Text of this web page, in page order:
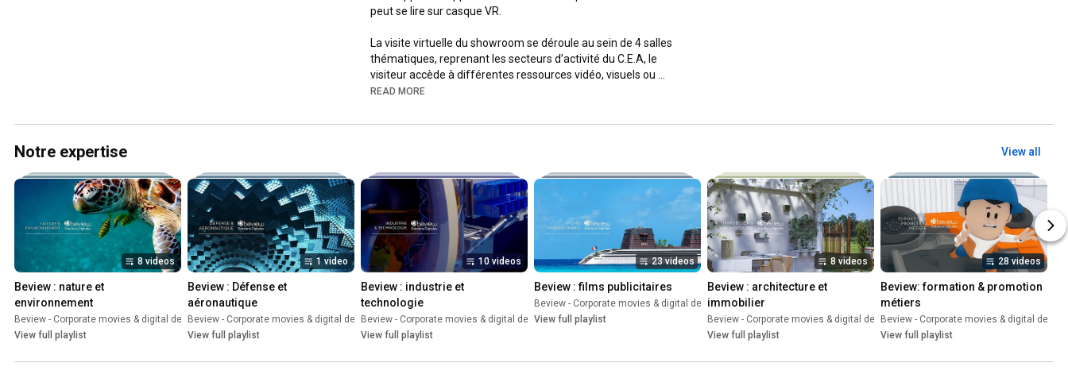
peut se lire sur casque VR.
La visite virtuelle du showroom se déroule au sein de 4 salles
thématiques, reprenant les secteurs d’activité du C.E.A, le
visiteur accède à différentes ressources vidéo, visuels ou
textes.
Vous êtes intéressés par les applications et la réalité virtuelle ?
READ MORE
Notre expertise View all
8 videos
Beview : nature et
environnement
Beview - Corporate movies & digital design • Playlist
View full playlist
1 video
Beview : Défense et
aéronautique
Beview - Corporate movies & digital design • Playlist
View full playlist
10 videos
Beview : industrie et
technologie
Beview - Corporate movies & digital design • Playlist
View full playlist
23 videos
Beview : films publicitaires
Beview - Corporate movies & digital design • Playlist
View full playlist
8 videos
Beview : architecture et
immobilier
Beview - Corporate movies & digital design • Playlist
View full playlist
28 videos
Beview: formation & promotion
métiers
Beview - Corporate movies & digital design
View full playlist